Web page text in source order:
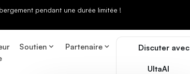
pendant une durée limitée !
Soutien Partenaire Discuter avec
UltaAI